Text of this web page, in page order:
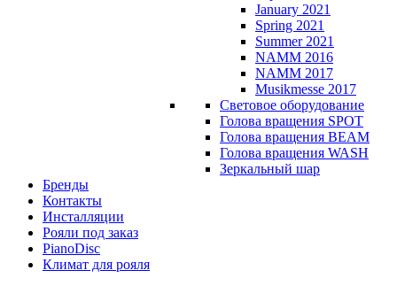
January 2021
Spring 2021
Summer 2021
NAMM 2016
NAMM 2017
Musikmesse 2017
Световое оборудование
Голова вращения SPOT
Голова вращения BEAM
Голова вращения WASH
Зеркальный шар
Бренды
Контакты
Инсталляции
Рояли под заказ
PianoDisc
Климат для рояля